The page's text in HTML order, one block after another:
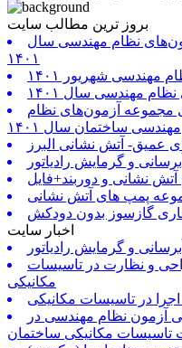
بروز ترین مطالب سایت
نظام مهندسی سال
۱۴۰۱
مهندسی شهریور ۱۴۰۱
مهندسی سال ۱۴۰۱
مجموعه آزمون‌های نظام
مهندسی ساختمان سال ۱۴۰۱
عمیق- آتش نشانی البرز
و گرمایش رادیاتور
گازسوز بدون دودکش
اخبار سایت
و گرمایش رادیاتور
و نظارت در تاسیسات
مکانیکی
در تاسیسات مکانیکی
آزمون نظام مهندسی در
مکانیکی ساختمان